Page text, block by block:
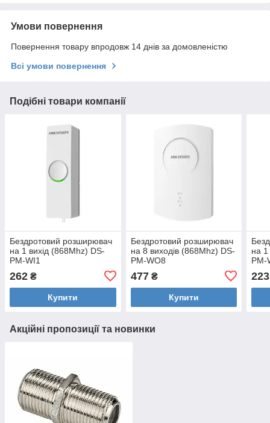
Умови повернення
Повернення товару впродовж 14 днів за домовленістю
Всі умови повернення
Подібні товари компанії
Бездротовий розширювач
на 1 вихід (868Mhz) DS-
PM-WI1
262 ₴
Купити
Бездротовий розширювач
на 8 виходів (868Mhz) DS-
PM-WO8
477₴
Купити
на 1
PM-
223
Акційні пропозиції та новинки